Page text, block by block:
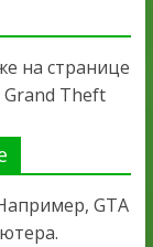
на странице
Theft
GTA